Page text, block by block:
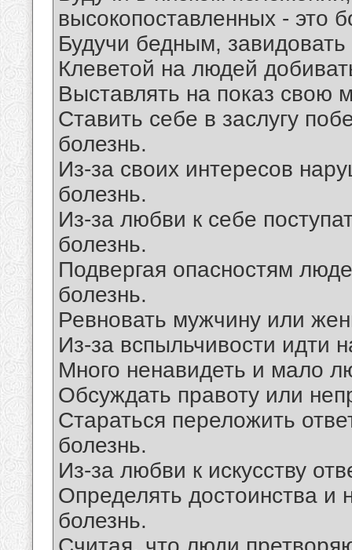
высокопоставленных - это
Будучи бедным, завидовать
Клеветой на людей
Выставлять на показ свою
Ставить себе в заслугу
болезнь.
Из-за своих интересов
болезнь.
Из-за любви к себе
болезнь.
Подвергая опасностям
болезнь.
Ревновать мужчину или
Из-за вспыльчивости идти
Много ненавидеть и мало
Обсуждать правоту или
Стараться переложить
болезнь.
Из-за любви к искусству
Определять достоинства и
болезнь.